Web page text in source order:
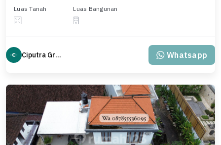
Luas Tanah Luas Bangunan
Ciputra Group Whatsapp